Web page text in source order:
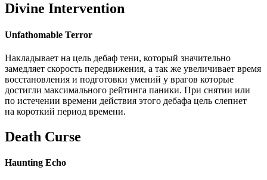
Divine Intervention
Unfathomable Terror
Накладывает на цель дебаф тени, который значительно
замедляет скорость передвижения, а так же увеличивает время
восстановления и подготовки умений у врагов которые
достигли максимального рейтинга паники. При снятии или
по истечении времени действия этого дебафа цель слепнет
на короткий период времени.
Death Curse
Haunting Echo